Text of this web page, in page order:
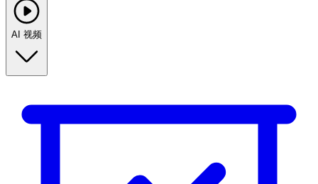
AI 视频